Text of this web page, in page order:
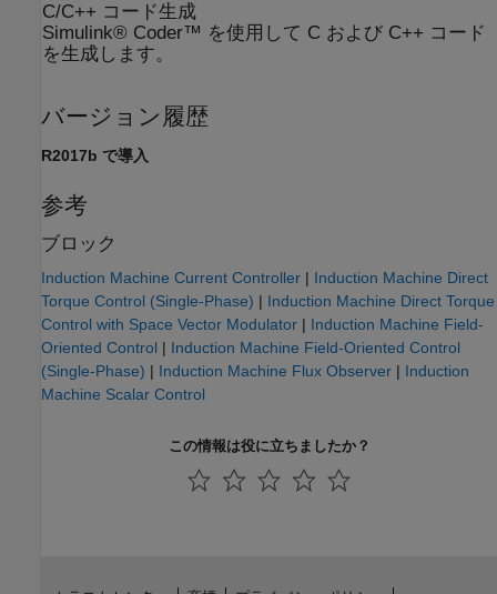
C/C++ コード生成
Simulink® Coder™ を使用して C および C++ コード
を生成します。
バージョン履歴
R2017b で導入
参考
ブロック
Induction Machine Current Controller | Induction Machine Direct
Torque Control (Single-Phase) | Induction Machine Direct Torque
Control with Space Vector Modulator | Induction Machine Field-
Oriented Control | Induction Machine Field-Oriented Control
(Single-Phase) | Induction Machine Flux Observer | Induction
Machine Scalar Control
この情報は役に立ちましたか？